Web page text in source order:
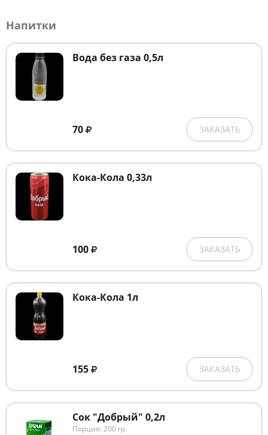
Напитки
Вода без газа 0,5л
70 ЗАКАЗАТЬ
Кока-Кола 0,33л
100 ЗАКАЗАТЬ
Кока-Кола 1л
155 ЗАКАЗАТЬ
Сок "Добрый" 0,2л
Порция: 200 гр.